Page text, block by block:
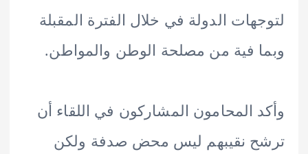
الدولة في خلال الفترة المقبلة
فية من مصلحة الوطن والمواطن.
المحامون المشاركون في اللقاء أن
نقيبهم ليس محض صدفة ولكن